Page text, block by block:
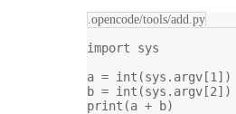
.opencode/tools/add.py
import sys
a = int (sys.argv[1 ])
b = int (sys.argv[2])
print (a + b)